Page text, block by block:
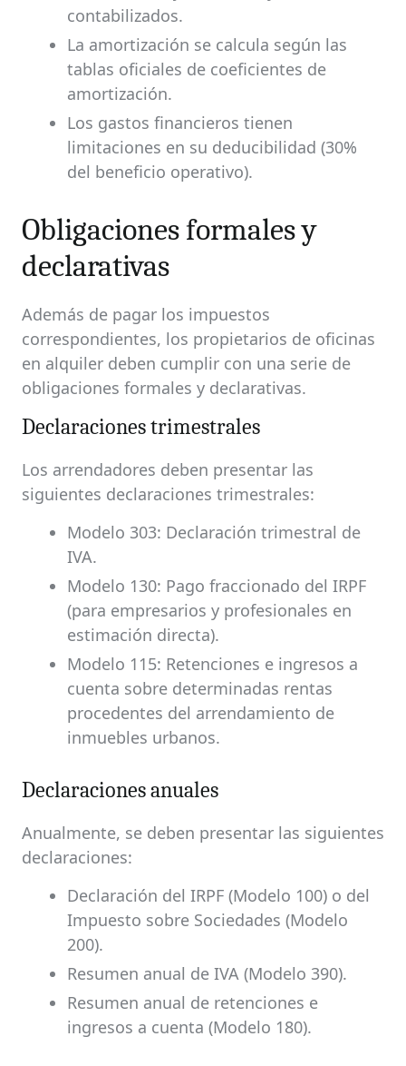
contabilizados.
La amortización se calcula según las
tablas oficiales de coeficientes de
amortización.
Los gastos financieros tienen
limitaciones en su deducibilidad (30%
del beneficio operativo).
Obligaciones formales y
declarativas
Además de pagar los impuestos
correspondientes, los propietarios de oficinas
en alquiler deben cumplir con una serie de
obligaciones formales y declarativas.
Declaraciones trimestrales
Los arrendadores deben presentar las
siguientes declaraciones trimestrales:
Modelo 303: Declaración trimestral de
IVA.
Modelo 130: Pago fraccionado del IRPF
(para empresarios y profesionales en
estimación directa).
Modelo 115: Retenciones e ingresos a
cuenta sobre determinadas rentas
procedentes del arrendamiento de
inmuebles urbanos.
Declaraciones anuales
Anualmente, se deben presentar las siguientes
declaraciones:
Declaración del IRPF (Modelo 100) o del
Impuesto sobre Sociedades (Modelo
200).
Resumen anual de IVA (Modelo 390).
Resumen anual de retenciones e
ingresos a cuenta (Modelo 180).